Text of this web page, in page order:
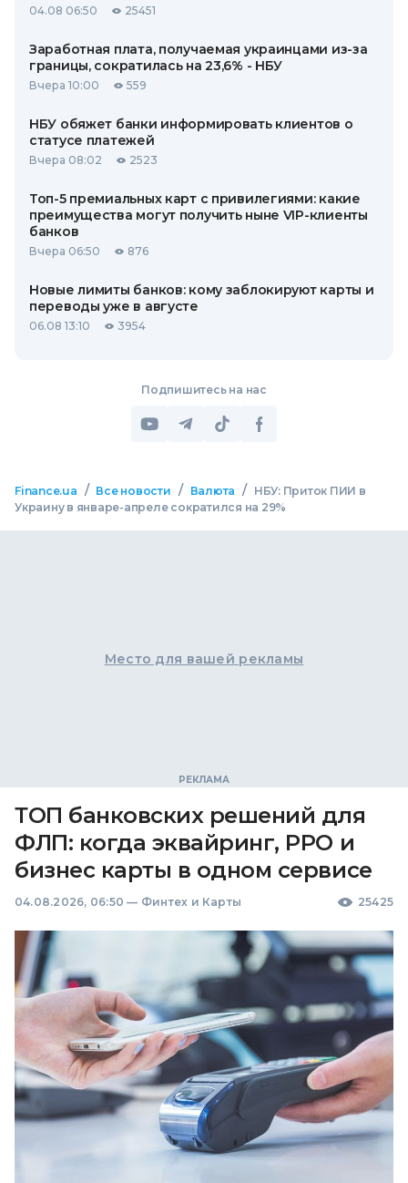
04.08 06:50 25451
Заработная плата, получаемая украинцами из-за
границы, сократилась на 23,6% - НБУ
Вчера 10:00 559
НБУ обяжет банки информировать клиентов о
статусе платежей
Вчера 08:02 2523
Топ-5 премиальных карт с привилегиями: какие
преимущества могут получить ныне VIP-клиенты
банков
Вчера 06:50 876
Новые лимиты банков: кому заблокируют карты и
переводы уже в августе
06.08 13:10 3954
Подпишитесь на нас
Finance.ua / Все новости / Валюта /
НБУ: Приток ПИИ в
Украину в январе-апреле сократился на 29%
Место для вашей рекламы
ТОП банковских решений для
ФЛП: когда эквайринг, РРО и
бизнес карты в одном сервисе
04.08.2026, 06:50 — Финтех и Карты 25425